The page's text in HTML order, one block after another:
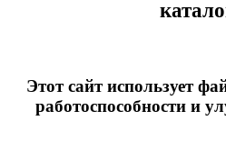
Этот сайт использует
работоспособности и